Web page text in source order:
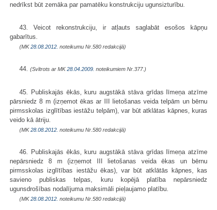
nedrīkst būt zemāka par pamatēku konstrukciju ugunsizturību.
43. Veicot rekonstrukciju, ir atļauts saglabāt esošos kāpņu
gabarītus.
(MK28.08.2012. noteikumu Nr.580 redakcijā)
44. (Svītrots ar MK28.04.2009. noteikumiem Nr.377.)
45. Publiskajās ēkās, kuru augstākā stāva grīdas līmeņa atzīme
pārsniedz 8 m (izņemot ēkas ar III lietošanas veida telpām un bērnu
pirmsskolas izglītības iestāžu telpām), var būt atklātas kāpnes, kuras
veido kā ātriju.
(MK28.08.2012. noteikumu Nr.580 redakcijā)
46. Publiskajās ēkās, kuru augstākā stāva grīdas līmeņa atzīme
nepārsniedz 8 m (izņemot III lietošanas veida ēkas un bērnu
pirmsskolas izglītības iestāžu ēkas), var būt atklātās kāpnes, kas
savieno publiskas telpas, kuru kopējā platība nepārsniedz
ugunsdrošības nodalījuma maksimāli pieļaujamo platību.
(MK28.08.2012. noteikumu Nr.580 redakcijā)